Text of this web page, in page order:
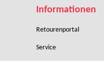
Informationen
Retourenportal
Service